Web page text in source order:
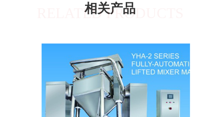
相关产品
RELATED PRODUCTS